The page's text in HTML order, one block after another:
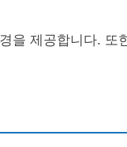
을 제공합니다. 또